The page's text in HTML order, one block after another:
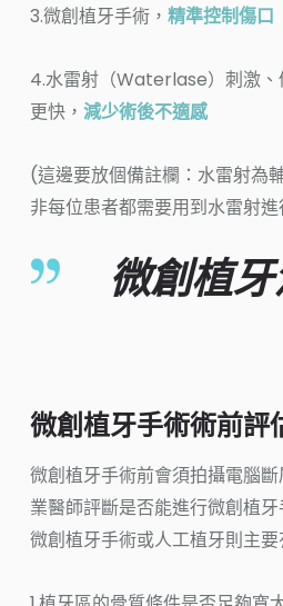
3.微創植牙手術， 精準控制傷口
4.水雷射（Waterlase）刺激、
更快， 減少術後不適感
(這邊要放個備註欄：水雷射為
非每位患者都需要用到水雷射
微創植
微創植牙手術術前評
微創植牙手術前會須拍攝電腦
業醫師評斷是否能進行微創植
微創植牙手術或人工植牙則主要